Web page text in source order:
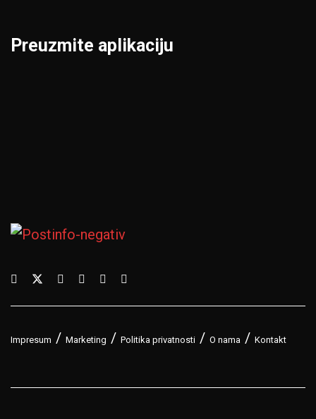
Preuzmite aplikaciju
Impresum Marketing Politika privatnosti O nama Kontakt